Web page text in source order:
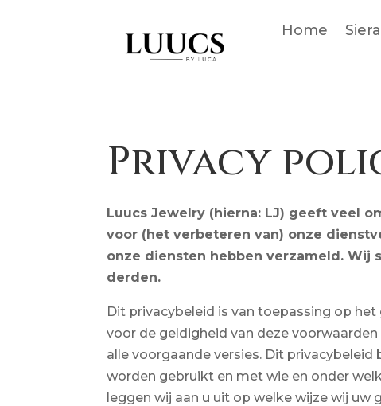
Home
Privacy
Luucs Jewelry (hierna: LJ) geeft veel
voor (het verbeteren van) onze
onze diensten hebben verzameld.
derden.
Dit privacybeleid is van toepassing op
voor de geldigheid van deze
alle voorgaande versies. Dit
worden gebruikt en met wie en onder
leggen wij aan u uit op welke wijze wij uw